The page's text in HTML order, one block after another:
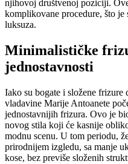
njihovoj društvenoj poziciji.
komplikovane procedure, što
luksuza.
Minimalističke
jednostavnosti
Iako su bogate i složene
vladavine Marije Antoanete
jednostavnijih frizura. Ovo je
novog stila koji će kasnije
modnu scenu. U tom periodu,
prirodnijem izgledu, sa manje
kose, bez previše složenih